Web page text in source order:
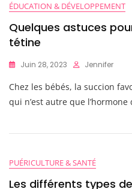
ÉDUCATION & DÉVELOPPEMENT
Quelques astuces
tétine
Juin 28, 2023 Jennifer
Chez les bébés, la succion
qui n’est autre que l’hormone
PUÉRICULTURE & SANTÉ
Les différents types